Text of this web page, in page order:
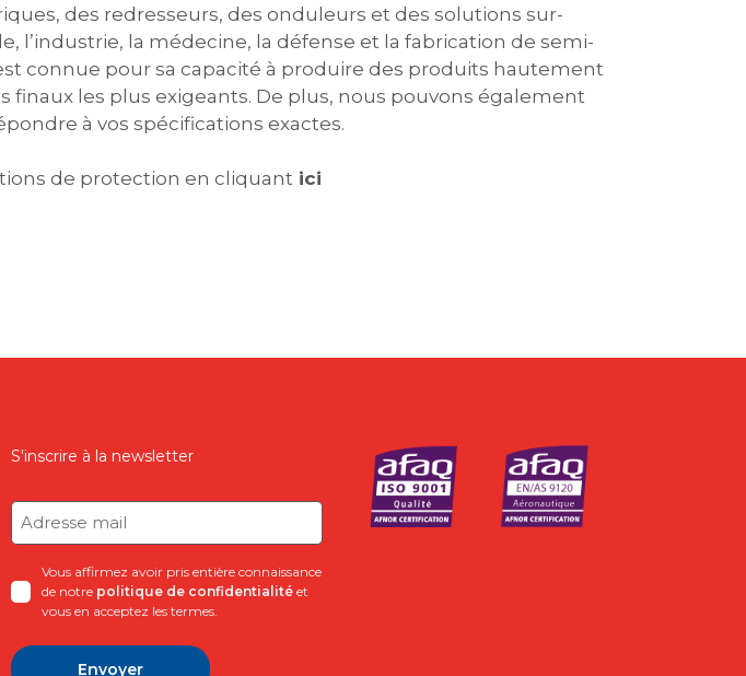
des redresseurs, des onduleurs et des solutions sur-
l’industrie, la médecine, la défense et la fabrication de semi-
connue pour sa capacité à produire des produits hautement
les plus exigeants. De plus, nous pouvons également
à vos spécifications exactes.
de protection en cliquant ici
S'inscrire à la newsletter
Adresse
mail
Vous affirmez avoir pris entière connaissance
de notre politique de confidentialité et
vous en acceptez les termes.